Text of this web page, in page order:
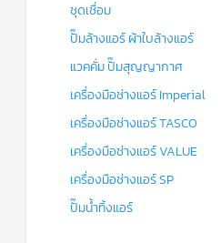
ชุดเชื่อม
ปั๊มล้างแอร์ ผ้าใบล้างแอร์
แวคคั่ม ปั๊มสุญญากาศ
เครื่องมือช่างแอร์ Imperial
เครื่องมือช่างแอร์ TASCO
เครื่องมือช่างแอร์ VALUE
เครื่องมือช่างแอร์ SP
ปั๊มน้ำทิ้งแอร์